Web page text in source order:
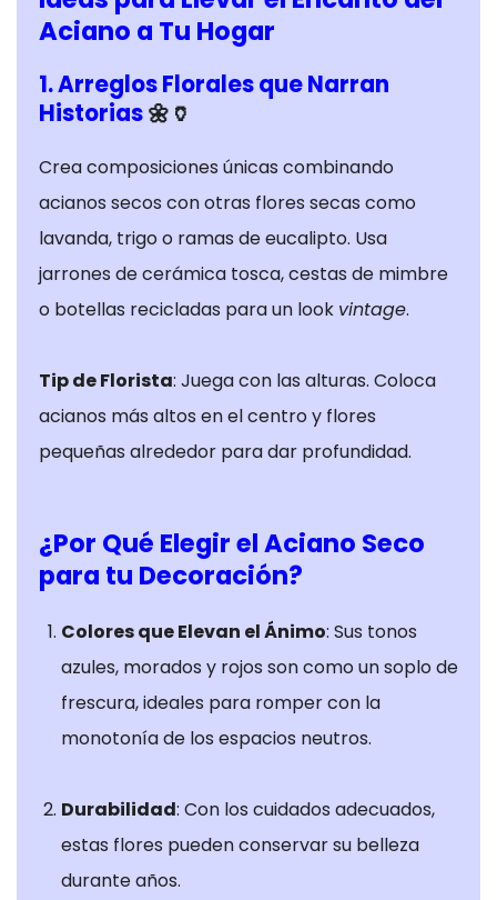
Aciano a Tu Hogar
1. Arreglos Florales que Narran
Historias🌼🏺
Crea composiciones únicas combinando
acianos secos con otras flores secas como
lavanda, trigo o ramas de eucalipto. Usa
jarrones de cerámica tosca, cestas de mimbre
o botellas recicladas para un look vintage.
Tip de Florista: Juega con las alturas. Coloca
acianos más altos en el centro y flores
pequeñas alrededor para dar profundidad.
¿Por Qué Elegir el Aciano Seco
para tu Decoración?
Colores que Elevan el Ánimo: Sus tonos
azules, morados y rojos son como un soplo de
frescura, ideales para romper con la
monotonía de los espacios neutros.
Durabilidad: Con los cuidados adecuados,
estas flores pueden conservar su belleza
durante años.
estrictamente
necesarias
Las cookies
estrictamente